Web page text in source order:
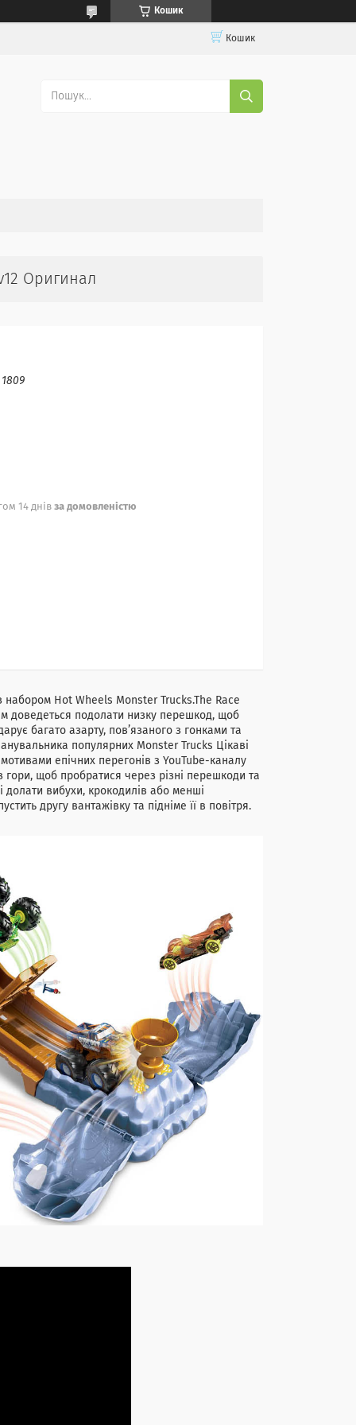
Кошик
Кошик
Оригинал
1809
14 днів за домовленістю
Hot Wheels Monster Trucks.The Race
доведеться подолати низку перешкод, щоб
багато азарту, пов’язаного з гонками та
популярних Monster Trucks Цікаві
епічних перегонів з YouTube-каналу
гори, щоб пробратися через різні перешкоди та
долати вибухи, крокодилів або менші
другу вантажівку та підніме її в повітря.